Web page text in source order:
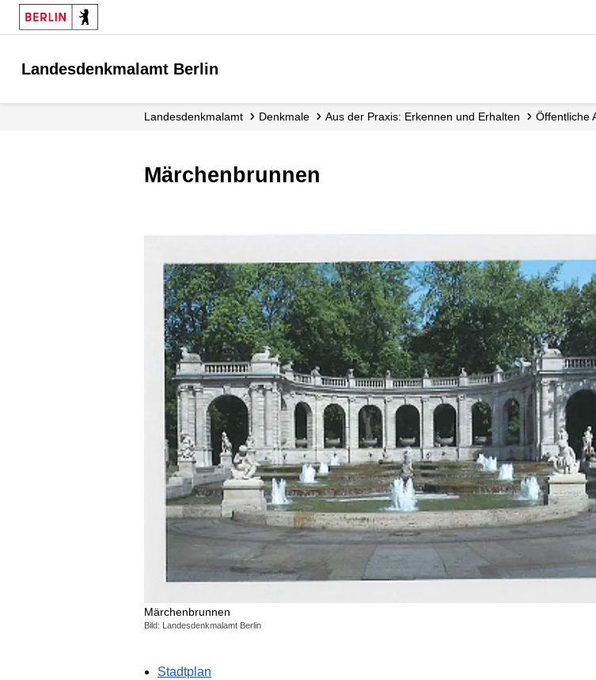
Landesdenkmalamt Berlin
Landesdenkmalamt Denkmale Aus der Praxis: Erkennen und Erhalten Öffentliche
Märchenbrunnen
Märchenbrunnen
Bild: Landesdenkmalamt Berlin
Stadtplan